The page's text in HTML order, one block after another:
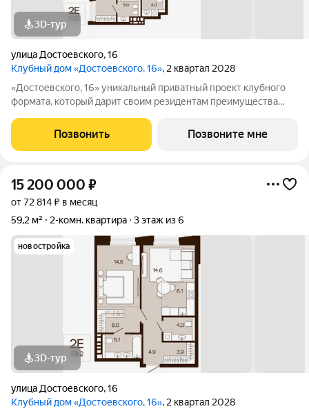
3D-тур
улица Достоевского,16
Клубный дом «Достоевского, 16», 2 квартал 2028
«Достоевского, 16» уникальный приватный проект клубного
формата, который дарит своим резидентам преимущества
сохраняя приватность. Находиться среди людей и
одновременно в уединенном месте,
Позвонить Позвоните мне
15 200 000 ₽
от 72 814 ₽ в месяц
59,2 м²
2-комн. квартира 3 этаж из 6
новостройка
3D-тур
улица Достоевского,16
Клубный дом «Достоевского, 16», 2 квартал 2028